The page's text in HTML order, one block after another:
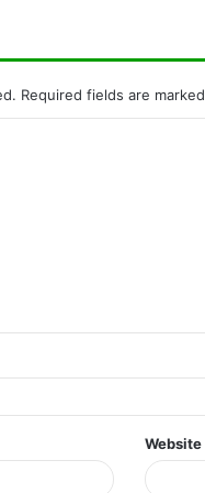
Required fields are marked
Website